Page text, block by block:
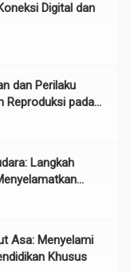
Digital dan
dan Perilaku
Reproduksi pada
Konseling di
Langkah
Asa: Menyelami
Khusus